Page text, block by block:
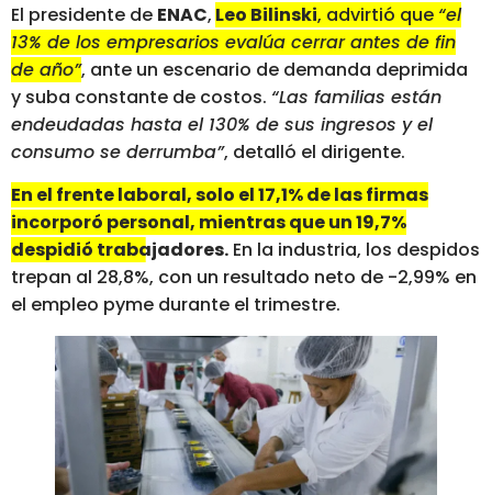
El presidente de ENAC, Leo Bilinski, advirtió que“el
13% de los empresarios evalúa cerrar antes de fin
de año”, ante un escenario de demanda deprimida
y suba constante de costos. “Las familias están
endeudadas hasta el 130% de sus ingresos y el
consumo se derrumba”, detalló el dirigente.
En el frente laboral, solo el 17,1% de las firmas
incorporó personal, mientras que un 19,7%
despidió trabajadores. En la industria, los despidos
trepan al 28,8%, con un resultado neto de -2,99% en
el empleo pyme durante el trimestre.